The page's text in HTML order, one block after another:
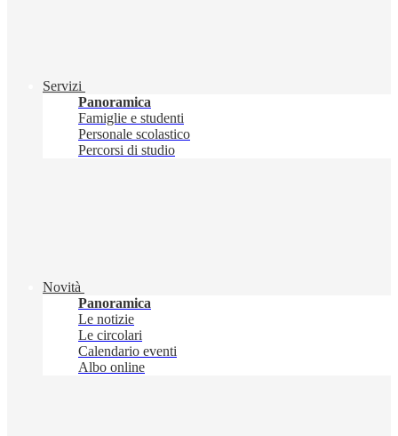
Servizi
Panoramica
Famiglie e studenti
Personale scolastico
Percorsi di studio
Novità
Panoramica
Le notizie
Le circolari
Calendario eventi
Albo online